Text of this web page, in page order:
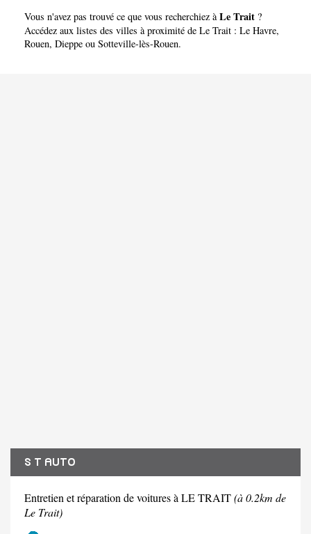
Vous n'avez pas trouvé ce que vous recherchiez àLe Trait ?
Accédez aux listes des villes à proximité de Le Trait : Le Havre,
Rouen, Dieppe ou Sotteville-lès-Rouen.
S T AUTO
Entretien et réparation de voitures à LE TRAIT(à 0.2km de
Le Trait)